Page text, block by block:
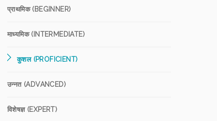
प्राथमिक (BEGINNER)
माध्यमिक (INTERMEDIATE)
कुशल (PROFICIENT)
उन्नत (ADVANCED)
विशेषज्ञ (EXPERT)